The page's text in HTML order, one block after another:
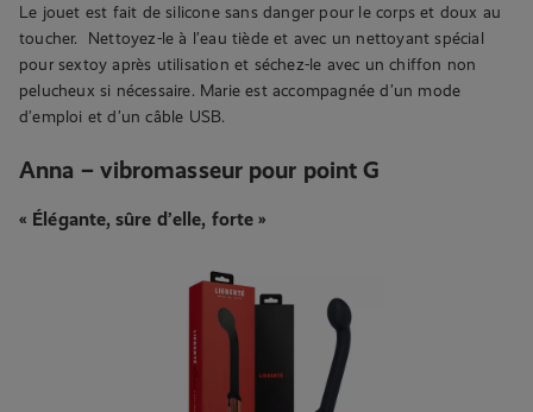
Le jouet est fait de silicone sans danger pour le corps et doux au
toucher. Nettoyez-le à l’eau tiède et avec un nettoyant spécial
pour sextoy après utilisation et séchez-le avec un chiffon non
pelucheux si nécessaire. Marie est accompagnée d’un mode
d’emploi et d’un câble USB.
Anna – vibromasseur pour point G
« Élégante, sûre d’elle, forte »